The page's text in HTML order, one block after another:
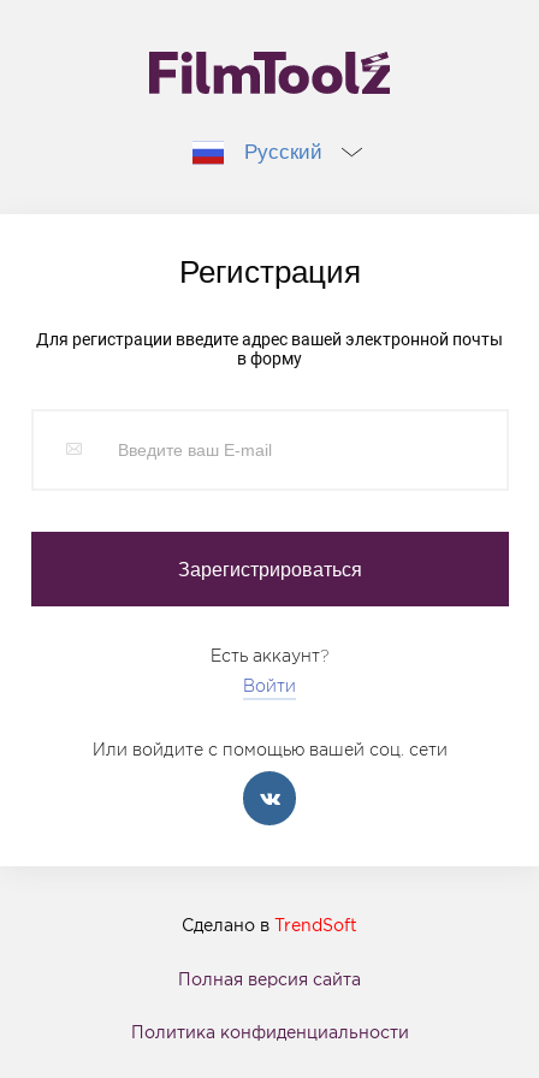
Русский
Регистрация
Для регистрации введите адрес вашей электронной почты
в форму
Есть аккаунт?
Войти
Или войдите с помощью вашей соц. сети
Сделано в TrendSoft
Полная версия сайта
Политика конфиденциальности